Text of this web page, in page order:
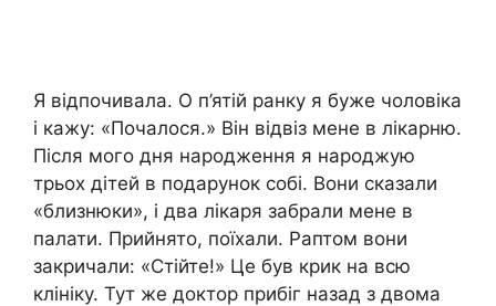
Я відпочивала. О п’ятій ранку я буже чоловіка
і кажу: «Почалося.» Він відвіз мене в лікарню.
Після мого дня народження я народжую
трьох дітей в подарунок собі. Вони сказали
«близнюки», і два лікаря забрали мене в
палати. Прийнято, поїхали. Раптом вони
закричали: «Стійте!» Це був крик на всю
клініку. Тут же доктор прибіг назад з двома